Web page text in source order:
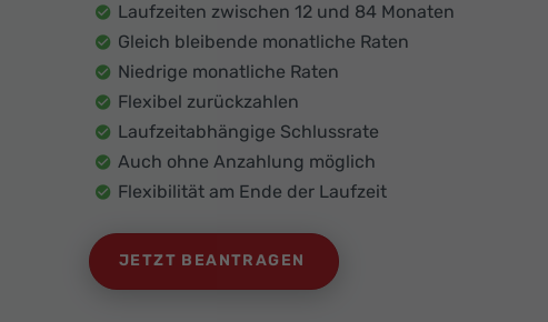
Laufzeiten zwischen 12 und 84 Monaten
Gleich bleibende monatliche Raten
Niedrige monatliche Raten
Flexibel zurückzahlen
Laufzeitabhängige Schlussrate
Auch ohne Anzahlung möglich
Flexibilität am Ende der Laufzeit
JETZT BEANTRAGEN